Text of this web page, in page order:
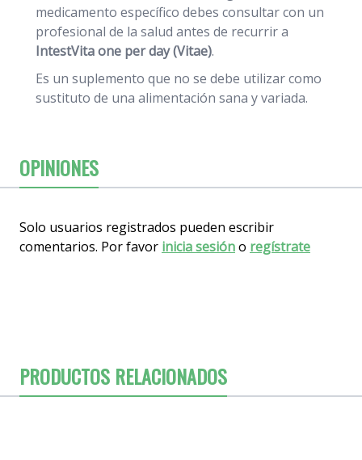
medicamento específico debes consultar con un
profesional de la salud antes de recurrir a
IntestVitaone per day (Vitae).
Es un suplemento que no se debe utilizar como
sustituto de una alimentación sana y variada.
OPINIONES
Solo usuarios registrados pueden escribir
comentarios. Por favor inicia sesióno regístrate
PRODUCTOS RELACIONADOS